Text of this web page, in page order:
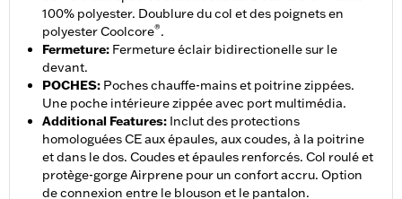
100% polyester. Doublure du col et des poignets en
polyester Coolcore®.
Fermeture: Fermeture éclair bidirectionelle sur le
devant.
POCHES: Poches chauffe-mains et poitrine zippées.
Une poche intérieure zippée avec port multimédia.
Additional Features: Inclut des protections
homologuées CE aux épaules, aux coudes, à la poitrine
et dans le dos. Coudes et épaules renforcés. Col roulé et
protège-gorge Airprene pour un confort accru. Option
de connexion entre le blouson et le pantalon.